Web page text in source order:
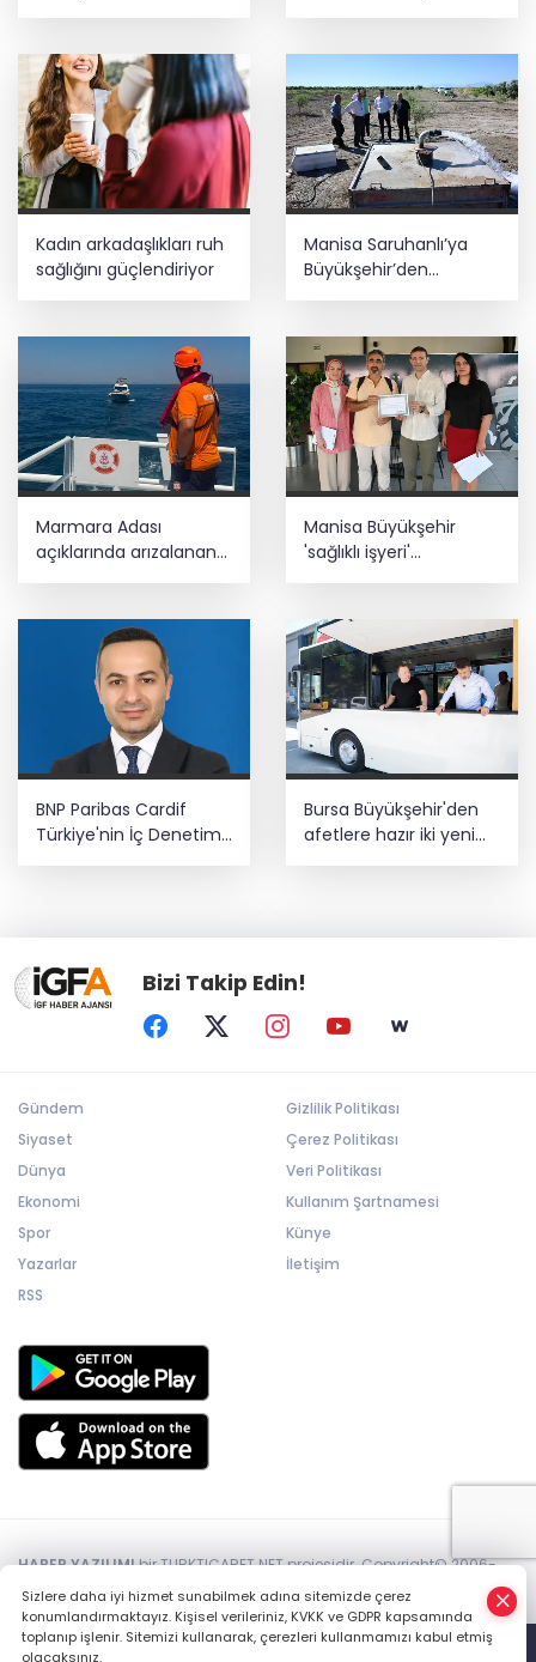
Kadın arkadaşlıkları ruh
sağlığını güçlendiriyor
Manisa Saruhanlı’ya
Büyükşehir’den
Marmara Adası
açıklarında arızalanan
tekne kurtarıldı
Manisa Büyükşehir
'sağlıklı işyeri'
sertifikasına kavuştu
BNP Paribas Cardif
Türkiye'nin İç Denetim
Direktörü Mustafa
Bursa Büyükşehir'den
afetlere hazır iki yeni
mobil araç
Bizi Takip Edin!
Gündem
Siyaset
Dünya
Ekonomi
Spor
Yazarlar
RSS
Gizlilik Politikası
Çerez Politikası
Veri Politikası
Kullanım Şartnamesi
Künye
İletişim
HABER YAZILIMIbir TURKTICARET.NET projesidir. Copyright© 2006-
Sizlere daha iyi hizmet sunabilmek adına sitemizde çerez
konumlandırmaktayız. Kişisel verileriniz, KVKK ve GDPR kapsamında
toplanıp işlenir. Sitemizi kullanarak, çerezleri kullanmamızı kabul etmiş
olacaksınız.